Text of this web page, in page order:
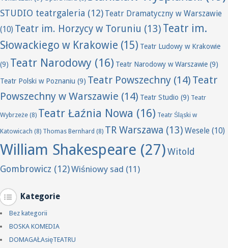
STUDIO teatrgaleria (12) Teatr Dramatyczny w Warszawie
(10) Teatr im. Horzycy w Toruniu (13) Teatr im.
Słowackiego w Krakowie (15) Teatr Ludowy w Krakowie
(9) Teatr Narodowy (16) Teatr Narodowy w Warszawie (9)
Teatr Polski w Poznaniu (9) Teatr Powszechny (14) Teatr
Powszechny w Warszawie (14) Teatr Studio (9) Teatr
Wybrzeże (8) Teatr Łaźnia Nowa (16) Teatr Śląski w
Katowicach (8) Thomas Bernhard (8) TR Warszawa (13) Wesele (10)
William Shakespeare (27)Witold
Gombrowicz (12)Wiśniowy sad (11)
Kategorie
Bez kategorii
BOSKA KOMEDIA
DOMAGAŁAsięTEATRU